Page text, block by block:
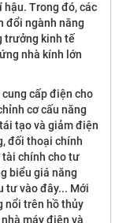
hậu. Trong đó, các
đổi ngành năng
trưởng kinh tế
nhà kính lớn
cung cấp điện cho
cơ cấu năng
tạo và giảm điện
đối thoại chính
tài chính cho tư
biểu giá năng
tư vào đây... Mới
nổi trên hồ thủy
máy điện và